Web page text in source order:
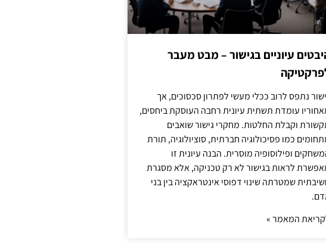
עיוניים בגישור – מבט מעבר
נתפס לרוב ככלי מעשי לפתרון סכסוכים, אך
עומדת תשתית עיונית רחבה העוסקת ביחסים,
וקבלת החלטות. מחקרי גישור שואבים
כמו פסיכולוגיה חברתית, סוציולוגיה, תורת
ופילוסופיה מוסרית. הבנה עיונית זו
לראות בגישור לא רק טכניקה, אלא מסגרת
שמטרתה שינוי דפוסי אינטראקציה בין בני
המאמר »